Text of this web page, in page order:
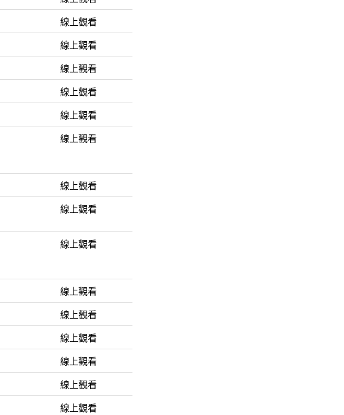
線上觀看
線上觀看
線上觀看
線上觀看
線上觀看
線上觀看
線上觀看
線上觀看
線上觀看
線上觀看
線上觀看
線上觀看
線上觀看
線上觀看
線上觀看